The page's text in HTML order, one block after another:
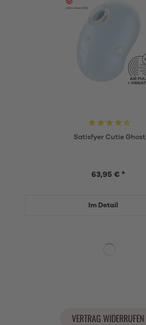
Satisfyer Cutie Ghost
63,95 € *
Im Detail
VERTRAG WIDERRUFEN